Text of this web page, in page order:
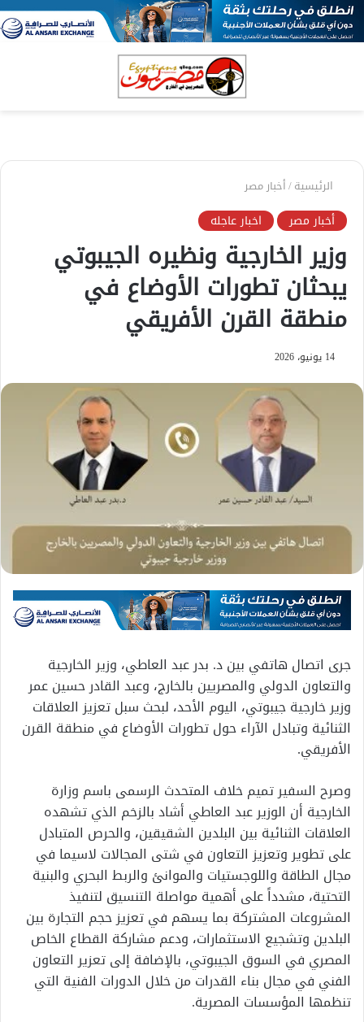
الرئيسية/أخبار مصر
أخبار مصر اخبار عاجله
وزير الخارجية ونظيره الجيبوتي
يبحثان تطورات الأوضاع في
منطقة القرن الأفريقي
14 يونيو، 2026
جرى اتصال هاتفي بين د. بدر عبد العاطي، وزير الخارجية
والتعاون الدولي والمصريين بالخارج، وعبد القادر حسين عمر
وزير خارجية جيبوتي، اليوم الأحد، لبحث سبل تعزيز العلاقات
الثنائية وتبادل الآراء حول تطورات الأوضاع في منطقة القرن
الأفريقي.
وصرح السفير تميم خلاف المتحدث الرسمى باسم وزارة
الخارجية أن الوزير عبد العاطي أشاد بالزخم الذي تشهده
العلاقات الثنائية بين البلدين الشقيقين، والحرص المتبادل
على تطوير وتعزيز التعاون في شتى المجالات لاسيما في
مجال الطاقة واللوجستيات والموانئ والربط البحري والبنية
التحتية، مشدداً على أهمية مواصلة التنسيق لتنفيذ
المشروعات المشتركة بما يسهم في تعزيز حجم التجارة بين
البلدين وتشجيع الاستثمارات، ودعم مشاركة القطاع الخاص
المصري في السوق الجيبوتي، بالإضافة إلى تعزير التعاون
الفني في مجال بناء القدرات من خلال الدورات الفنية التي
تنظمها المؤسسات المصرية.